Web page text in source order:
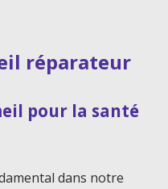
réparateur
pour la santé
dans notre